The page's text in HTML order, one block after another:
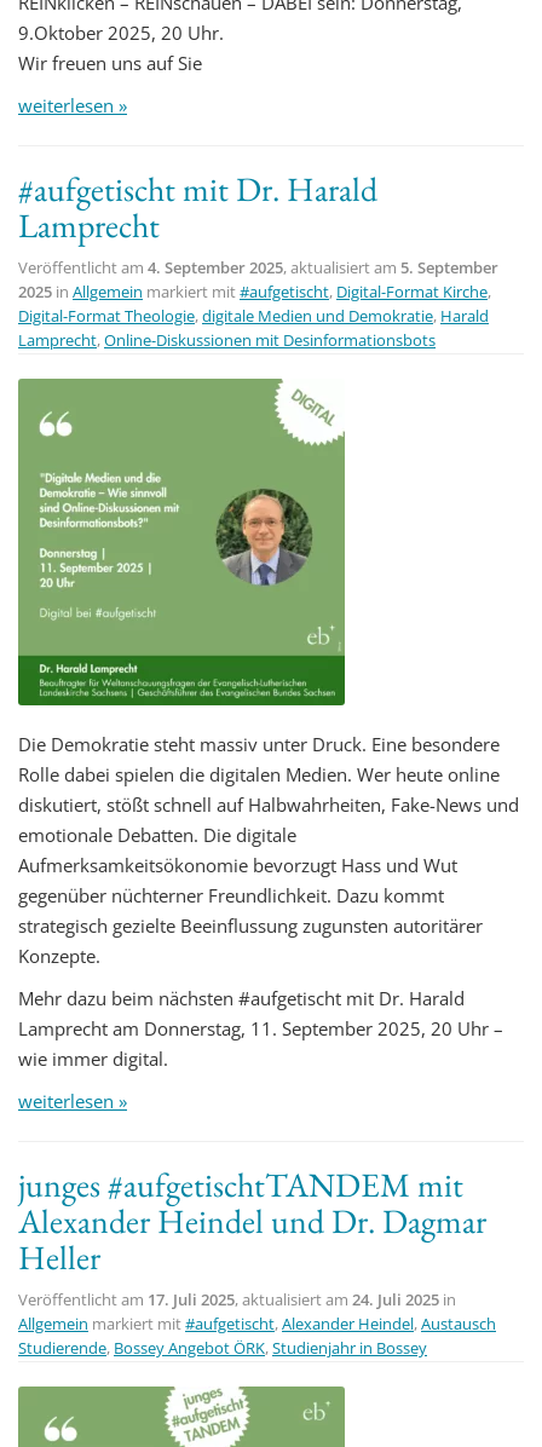
9.Oktober 2025, 20 Uhr.
Wir freuen uns auf Sie
weiterlesen »
#aufgetischt mit Dr. Harald
Lamprecht
Veröffentlicht am 4. September 2025, aktualisiert am 5. September
2025 in Allgemein markiert mit#aufgetischt, Digital-Format Kirche,
Digital-Format Theologie,digitale Medien und Demokratie, Harald
Lamprecht,Online-Diskussionen mit Desinformationsbots
Die Demokratie steht massiv unter Druck. Eine besondere
Rolle dabei spielen die digitalen Medien. Wer heute online
diskutiert, stößt schnell auf Halbwahrheiten, Fake-News und
emotionale Debatten. Die digitale
Aufmerksamkeitsökonomie bevorzugt Hass und Wut
gegenüber nüchterner Freundlichkeit. Dazu kommt
strategisch gezielte Beeinflussung zugunsten autoritärer
Konzepte.
Mehr dazu beim nächsten #aufgetischt mit Dr. Harald
Lamprecht am Donnerstag, 11. September 2025, 20 Uhr –
wie immer digital.
weiterlesen »
junges #aufgetischtTANDEM mit
Alexander Heindel und Dr. Dagmar
Heller
Veröffentlicht am 17. Juli 2025, aktualisiert am 24. Juli 2025 in
Allgemein markiert mit#aufgetischt,Alexander Heindel,Austausch
Studierende, Bossey Angebot ÖRK,Studienjahr in Bossey